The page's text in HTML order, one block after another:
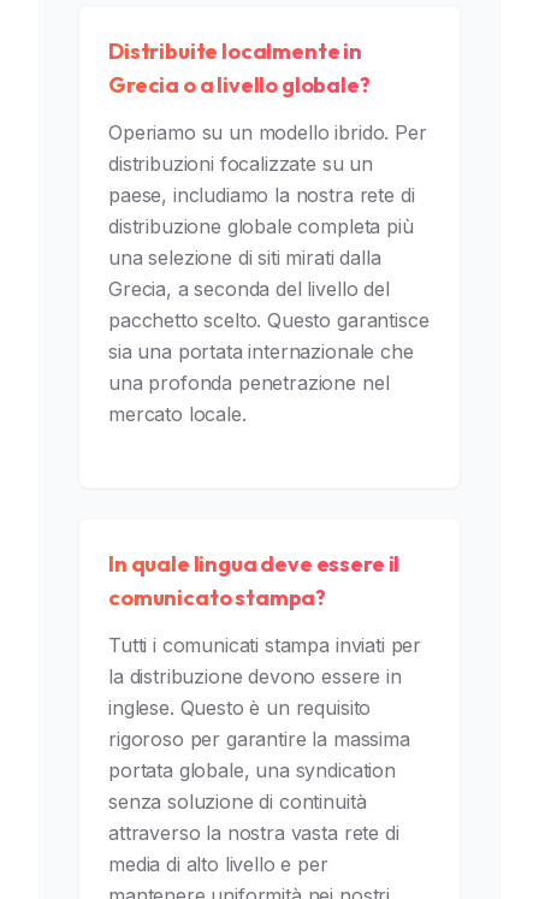
Distribuite localmente in
Grecia o a livello globale?
Operiamo su un modello ibrido. Per
distribuzioni focalizzate su un
paese, includiamo la nostra rete di
distribuzione globale completa più
una selezione di siti mirati dalla
Grecia, a seconda del livello del
pacchetto scelto. Questo garantisce
sia una portata internazionale che
una profonda penetrazione nel
mercato locale.
In quale lingua deve essere il
comunicato stampa?
Tutti i comunicati stampa inviati per
la distribuzione devono essere in
inglese. Questo è un requisito
rigoroso per garantire la massima
portata globale, una syndication
senza soluzione di continuità
attraverso la nostra vasta rete di
media di alto livello e per